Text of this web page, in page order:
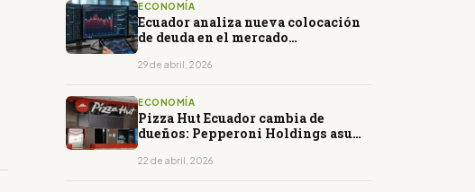
ECONOMÍA
Ecuador analiza nueva colocación
de deuda en el mercado
29 de abril, 2026
ECONOMÍA
Pizza Hut Ecuador cambia de
dueños: Pepperoni Holdings asume
22 de abril, 2026